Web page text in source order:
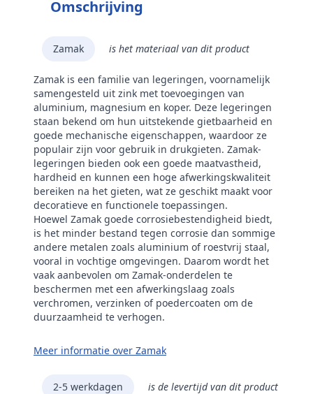
Omschrijving
Zamak is het materiaal van dit product
Zamak is een familie van legeringen, voornamelijk
samengesteld uit zink met toevoegingen van
aluminium, magnesium en koper. Deze legeringen
staan bekend om hun uitstekende gietbaarheid en
goede mechanische eigenschappen, waardoor ze
populair zijn voor gebruik in drukgieten. Zamak-
legeringen bieden ook een goede maatvastheid,
hardheid en kunnen een hoge afwerkingskwaliteit
bereiken na het gieten, wat ze geschikt maakt voor
decoratieve en functionele toepassingen.
Hoewel Zamak goede corrosiebestendigheid biedt,
is het minder bestand tegen corrosie dan sommige
andere metalen zoals aluminium of roestvrij staal,
vooral in vochtige omgevingen. Daarom wordt het
vaak aanbevolen om Zamak-onderdelen te
beschermen met een afwerkingslaag zoals
verchromen, verzinken of poedercoaten om de
duurzaamheid te verhogen.
Meer informatie over Zamak
2-5 werkdagen is de levertijd van dit product